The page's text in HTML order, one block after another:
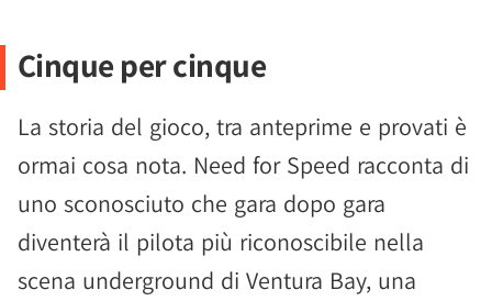
Cinque per cinque
La storia del gioco, tra anteprime e provati è
ormai cosa nota. Need for Speed racconta di
uno sconosciuto che gara dopo gara
diventerà il pilota più riconoscibile nella
scena underground di Ventura Bay, una